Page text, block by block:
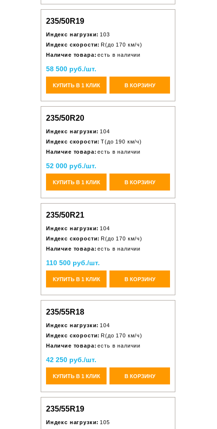
235/50R19
Индекс нагрузки: 103
Индекс скорости: R(до 170 км/ч)
Наличие товара: есть в наличии
58 500 руб./шт.
КУПИТЬ В 1 КЛИК В КОРЗИНУ
235/50R20
Индекс нагрузки: 104
Индекс скорости: T(до 190 км/ч)
Наличие товара: есть в наличии
52 000 руб./шт.
КУПИТЬ В 1 КЛИК В КОРЗИНУ
235/50R21
Индекс нагрузки: 104
Индекс скорости: R(до 170 км/ч)
Наличие товара: есть в наличии
110 500 руб./шт.
КУПИТЬ В 1 КЛИК В КОРЗИНУ
235/55R18
Индекс нагрузки: 104
Индекс скорости: R(до 170 км/ч)
Наличие товара: есть в наличии
42 250 руб./шт.
КУПИТЬ В 1 КЛИК В КОРЗИНУ
235/55R19
Индекс нагрузки: 105